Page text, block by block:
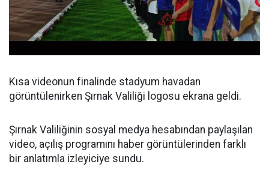
Kısa videonun finalinde stadyum havadan
görüntülenirken Şırnak Valiliği logosu ekrana geldi.
Şırnak Valiliğinin sosyal medya hesabından paylaşılan
video, açılış programını haber görüntülerinden farklı
bir anlatımla izleyiciye sundu.